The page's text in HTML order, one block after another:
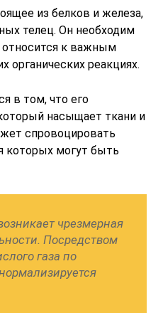
из белков и железа,
телец. Он необходим
относится к важным
органических реакциях.
в том, что его
насыщает ткани и
спровоцировать
которых могут быть
чрезмерная
Посредством
газа по